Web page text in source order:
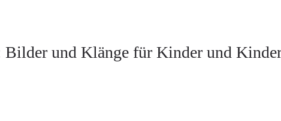
und Klänge für Kinder und